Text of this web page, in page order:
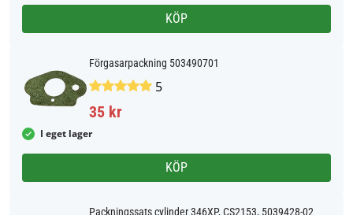
KÖP
Förgasarpackning 503490701
5
35 kr
I eget lager
KÖP
Packningssats cylinder 346XP, CS2153, 5039428-02